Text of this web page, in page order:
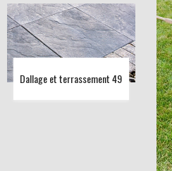
Dallage et terrassement 49